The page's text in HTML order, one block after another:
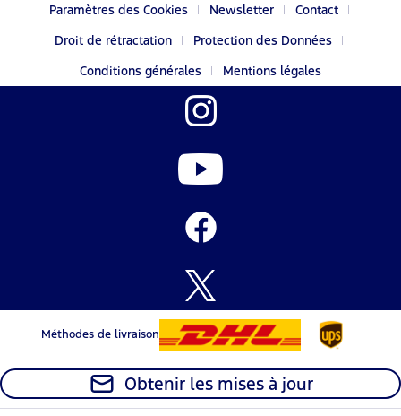
Paramètres des Cookies Newsletter
Contact
Droit de rétractation
Protection des Données
Conditions générales
Mentions légales
Méthodes de livraison
Obtenir les mises à jour